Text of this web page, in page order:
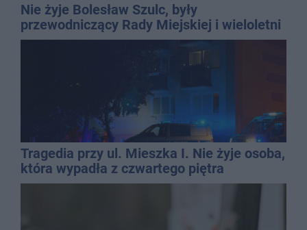
Nie żyje Bolesław Szulc, były
przewodniczący Rady Miejskiej i wieloletni
dyrektor SP 14
Tragedia przy ul. Mieszka I. Nie żyje osoba,
która wypadła z czwartego piętra